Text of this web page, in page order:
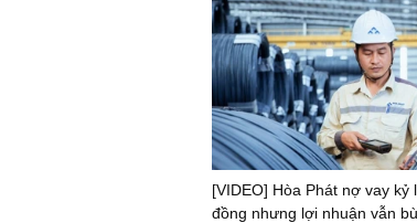
[VIDEO] Hòa Phát nợ vay kỷ
đồng nhưng lợi nhuận vẫn